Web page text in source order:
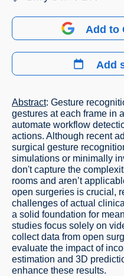
Add to
Add
Abstract: Gesture
gestures at each frame in
automate workflow
actions. Although recent
surgical gesture
simulations or minimally
don't capture the
rooms and aren’t
open surgeries is crucial,
challenges of actual
a solid foundation for
studies focus solely on
collect data from open
evaluate the impact of
estimation and 3D
enhance these results.